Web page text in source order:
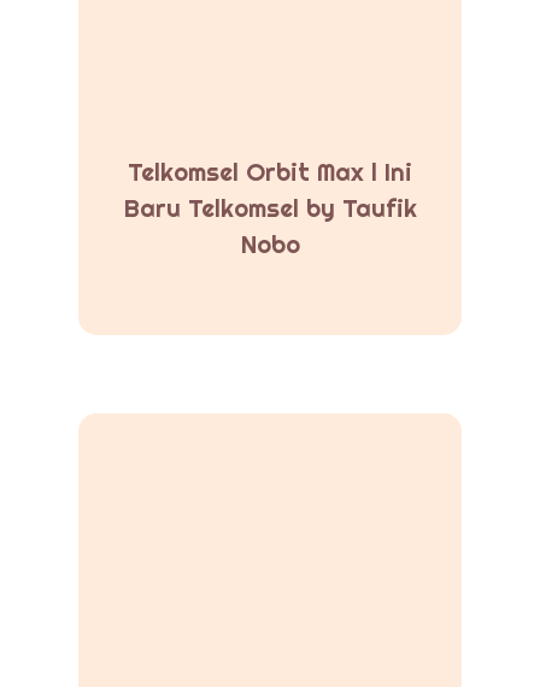
Telkomsel Orbit Max l Ini
Baru Telkomsel by Taufik
Nobo